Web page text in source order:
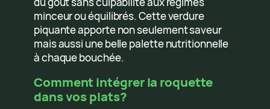
minceur ou équilibrés. Cette verdure
piquante apporte non seulement saveur
mais aussi une belle palette nutritionnelle
à chaque bouchée.
Comment intégrer la roquette
dans vos plats?